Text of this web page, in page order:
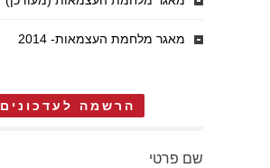
מאגר מלחמת העצמאות- 2014
הרשמה לעדכונים
שם פרטי